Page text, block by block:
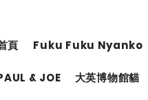
頁 Fuku Fuku Nyanko
& JOE 大英博物館貓